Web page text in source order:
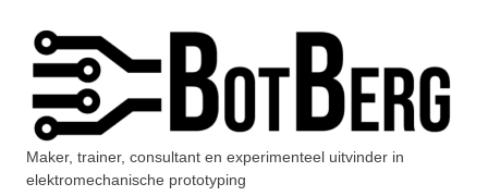
inhoud
BotBerg
Maker, trainer, consultant en experimenteel uitvinder in
elektromechanische prototyping